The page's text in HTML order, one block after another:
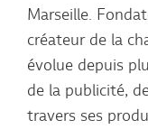
Marseille.
créateur de la
évolue depuis
de la publicité,
travers ses